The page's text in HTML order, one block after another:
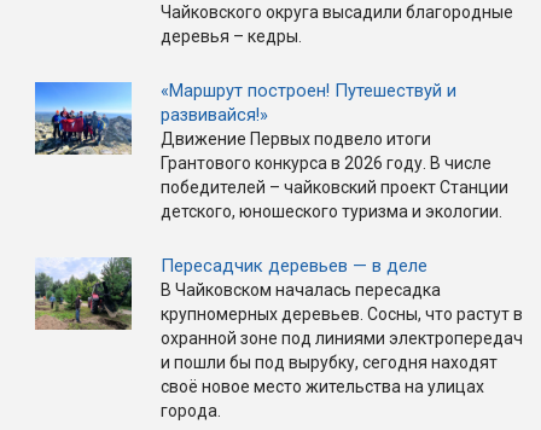
Чайковского округа высадили благородные
деревья – кедры.
«Маршрут построен! Путешествуй и
развивайся!»
Движение Первых подвело итоги
Грантового конкурса в 2026 году. В числе
победителей – чайковский проект Станции
детского, юношеского туризма и экологии.
Пересадчик деревьев — в деле
В Чайковском началась пересадка
крупномерных деревьев. Сосны, что растут в
охранной зоне под линиями электропередач
и пошли бы под вырубку, сегодня находят
своё новое место жительства на улицах
города.